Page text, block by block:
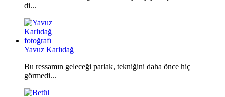
di...
Yavuz Karlıdağ
Bu ressamın geleceği parlak, tekniğini daha önce hiç
görmedi...